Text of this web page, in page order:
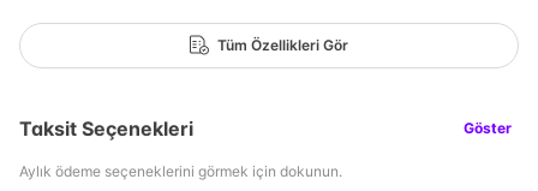
Tüm Özellikleri Gör
Taksit Seçenekleri Göster
Aylık ödeme seçeneklerini görmek için dokunun.